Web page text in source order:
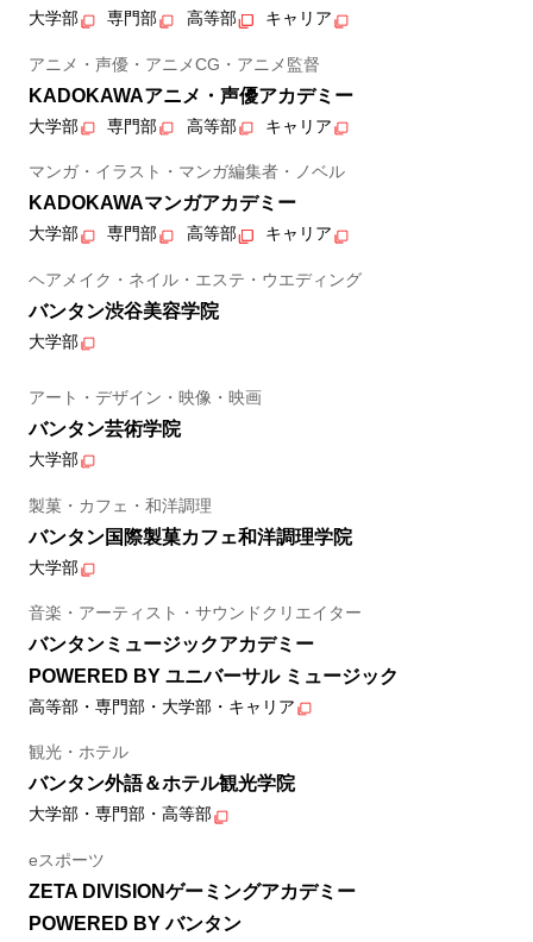
大学部 専門部 高等部 キャリア
アニメ・声優・アニメCG・アニメ監督
KADOKAWAアニメ・声優アカデミー
大学部 専門部 高等部 キャリア
マンガ・イラスト・マンガ編集者・ノベル
KADOKAWAマンガアカデミー
大学部 専門部 高等部 キャリア
ヘアメイク・ネイル・エステ・ウエディング
バンタン渋谷美容学院
大学部
アート・デザイン・映像・映画
バンタン芸術学院
大学部
製菓・カフェ・和洋調理
バンタン国際製菓カフェ和洋調理学院
大学部
音楽・アーティスト・サウンドクリエイター
バンタンミュージックアカデミー
POWERED BY ユニバーサル ミュージック
高等部・専門部・大学部・キャリア
観光・ホテル
バンタン外語＆ホテル観光学院
大学部・専門部・高等部
eスポーツ
ZETA DIVISIONゲーミングアカデミー
POWERED BY バンタン